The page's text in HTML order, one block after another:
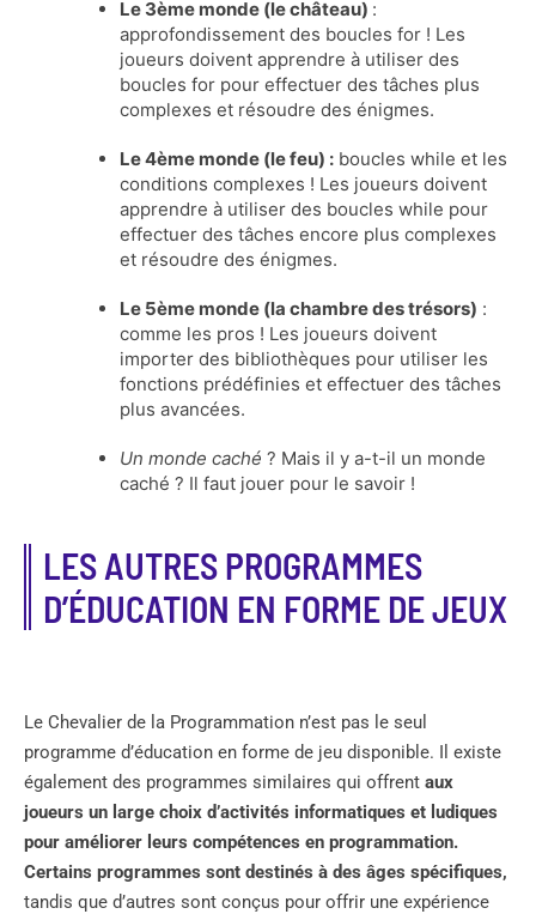
Le 3ème monde (le château) :
approfondissement des boucles for ! Les
joueurs doivent apprendre à utiliser des
boucles for pour effectuer des tâches plus
complexes et résoudre des énigmes.
Le 4ème monde (le feu) : boucles while et les
conditions complexes ! Les joueurs doivent
apprendre à utiliser des boucles while pour
effectuer des tâches encore plus complexes
et résoudre des énigmes.
Le 5ème monde (la chambre des trésors) :
comme les pros ! Les joueurs doivent
importer des bibliothèques pour utiliser les
fonctions prédéfinies et effectuer des tâches
plus avancées.
Un monde caché ? Mais il y a-t-il un monde
caché ? Il faut jouer pour le savoir !
LES AUTRES PROGRAMMES
D’ÉDUCATION EN FORME DE JEUX
Le Chevalier de la Programmation n’est pas le seul
programme d’éducation en forme de jeu disponible. Il existe
également des programmes similaires qui offrent aux
joueurs un large choix d’activités informatiques et ludiques
pour améliorer leurs compétences en programmation.
Certains programmes sont destinés à des âges spécifiques,
tandis que d’autres sont conçus pour offrir une expérience